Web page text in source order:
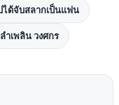
ได้จับสลากเป็นแฟน
ำเพลิน วงศกร